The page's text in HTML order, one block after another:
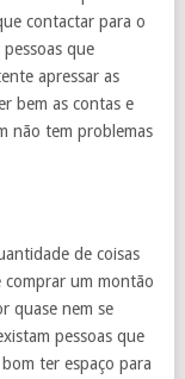
contactar para o
que
apressar as
bem as contas e
não tem problemas
de coisas
comprar um montão
quase nem se
pessoas que
ter espaço para